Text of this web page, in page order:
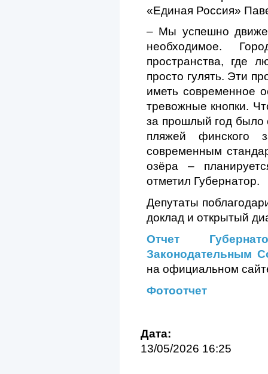
«Единая Россия»
– Мы успешно
необходимое.
пространства, где
просто гулять. Эти
иметь современное
тревожные кнопки.
за прошлый год было
пляжей финского
современным
озёра –
отметил Губернатор.
Депутаты
доклад и открытый
Отчет
Законодательным
на официальном
Фотоотчет
Дата:
13/05/2026 16:25